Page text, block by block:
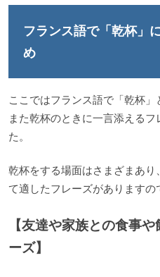
フランス語で「乾杯」
め
ここではフランス語で「乾杯」
また乾杯のときに一言添える
た。
乾杯をする場面はさまざまあ
て適したフレーズがありますの
【友達や家族との食事
ーズ】